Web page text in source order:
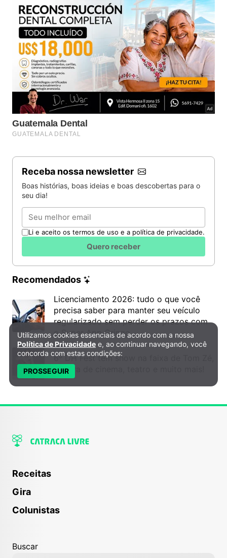
Receba nossa newsletter
Boas histórias, boas ideias e boas descobertas para o
seu dia!
Email
Li e aceito os termos de uso e a política de privacidade.
Quero receber
Recomendados
Licenciamento 2026: tudo o que você
precisa saber para manter seu veículo
regularizado sem perder os prazos com
o Super App Gringo
6º DH Fest tem show na faixa de Tom Zé,
mostra de cinema, teatro e muito mais!
Receitas
Gira
Colunistas
Buscar
Política de Privacidade e Cookies
Utilizamos cookies essenciais de acordo com a nossa
Política de Privacidade e, ao continuar navegando, você
concorda com estas condições:
PROSSEGUIR